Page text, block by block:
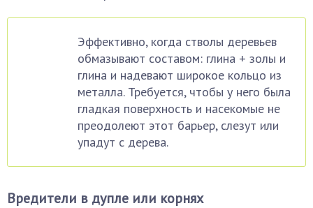
Эффективно, когда стволы деревьев
обмазывают составом: глина + золы и
глина и надевают широкое кольцо из
металла. Требуется, чтобы у него была
гладкая поверхность и насекомые не
преодолеют этот барьер, слезут или
упадут с дерева.
Вредители в дупле или корнях